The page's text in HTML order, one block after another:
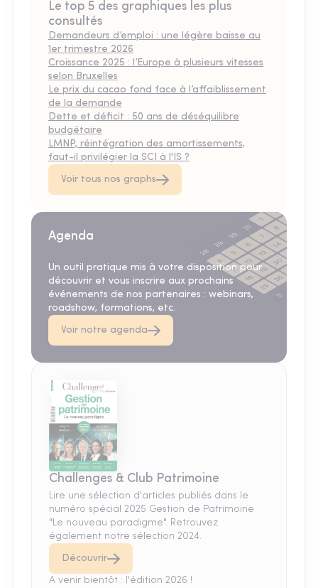
Le top 5 des graphiques les plus
consultés
Demandeurs d’emploi : une légère baisse au
1er trimestre 2026
Croissance 2025 : l’Europe à plusieurs vitesses
selon Bruxelles
Le prix du cacao fond face à l’affaiblissement
de la demande
Dette et déficit : 50 ans de déséquilibre
budgétaire
LMNP, réintégration des amortissements,
faut-il privilégier la SCI à l'IS ?
Voir tous nos graphs
Agenda
Un outil pratique mis à votre disposition pour
découvrir et vous inscrire aux prochains
événements de nos partenaires : webinars,
roadshow, formations, etc.
Voir notre agenda
Challenges & Club Patrimoine
Lire une sélection d'articles publiés dans le
numéro spécial 2025 Gestion de Patrimoine
"Le nouveau paradigme". Retrouvez
également notre sélection 2024.
Découvrir
A venir bientôt : l'édition 2026 !